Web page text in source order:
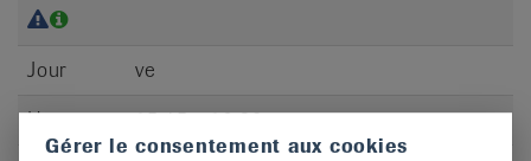
Jour
ve
Heure
15:45 - 16:30
Gérer le consentement aux cookies